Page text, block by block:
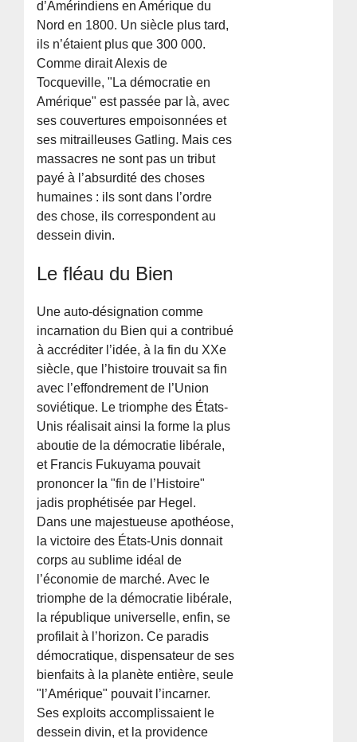
d’Amérindiens en Amérique du
Nord en 1800. Un siècle plus tard,
ils n’étaient plus que 300 000.
Comme dirait Alexis de
Tocqueville, "La démocratie en
Amérique" est passée par là, avec
ses couvertures empoisonnées et
ses mitrailleuses Gatling. Mais ces
massacres ne sont pas un tribut
payé à l’absurdité des choses
humaines : ils sont dans l’ordre
des chose, ils correspondent au
dessein divin.
Le fléau du Bien
Une auto-désignation comme
incarnation du Bien qui a contribué
à accréditer l’idée, à la fin du XXe
siècle, que l’histoire trouvait sa fin
avec l’effondrement de l’Union
soviétique. Le triomphe des États-
Unis réalisait ainsi la forme la plus
aboutie de la démocratie libérale,
et Francis Fukuyama pouvait
prononcer la "fin de l’Histoire"
jadis prophétisée par Hegel.
Dans une majestueuse apothéose,
la victoire des États-Unis donnait
corps au sublime idéal de
l’économie de marché. Avec le
triomphe de la démocratie libérale,
la république universelle, enfin, se
profilait à l’horizon. Ce paradis
démocratique, dispensateur de ses
bienfaits à la planète entière, seule
"l’Amérique" pouvait l’incarner.
Ses exploits accomplissaient le
dessein divin, et la providence